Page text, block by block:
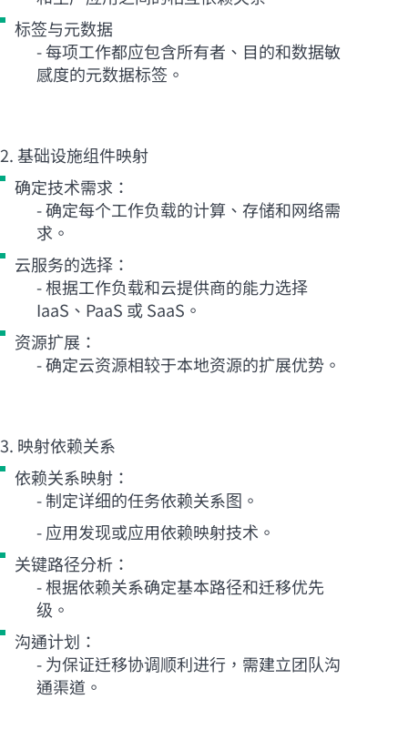
标签与元数据
- 每项工作都应包含所有者、目的和数据敏
感度的元数据标签。
2. 基础设施组件映射
确定技术需求：
- 确定每个工作负载的计算、存储和网络需
求。
云服务的选择：
- 根据工作负载和云提供商的能力选择
IaaS、PaaS 或 SaaS。
资源扩展：
- 确定云资源相较于本地资源的扩展优势。
3. 映射依赖关系
依赖关系映射：
- 制定详细的任务依赖关系图。
- 应用发现或应用依赖映射技术。
关键路径分析：
- 根据依赖关系确定基本路径和迁移优先
级。
沟通计划：
- 为保证迁移协调顺利进行，需建立团队沟
通渠道。